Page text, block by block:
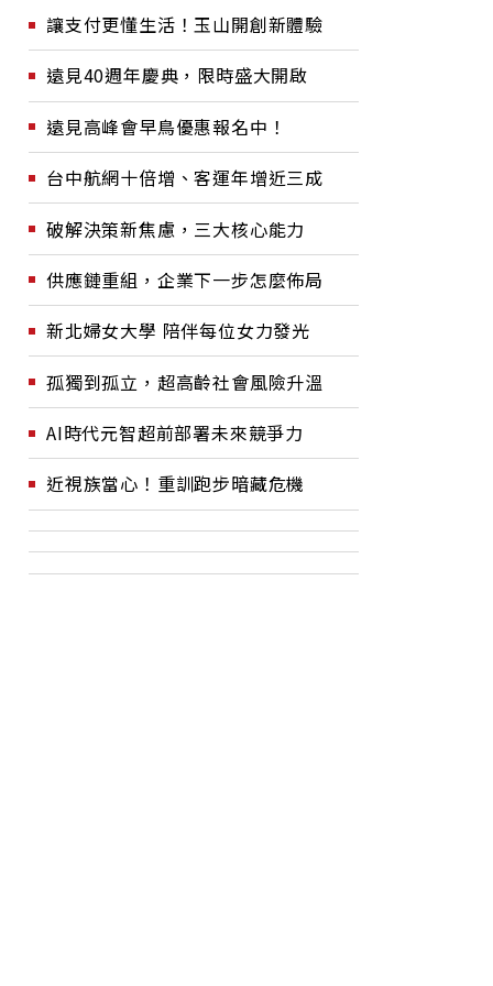
讓支付更懂生活！玉山開創新體驗
遠見40週年慶典，限時盛大開啟
遠見高峰會早鳥優惠報名中！
台中航網十倍增、客運年增近三成
破解決策新焦慮，三大核心能力
供應鏈重組，企業下一步怎麼佈局
新北婦女大學 陪伴每位女力發光
孤獨到孤立，超高齡社會風險升溫
AI時代元智超前部署未來競爭力
近視族當心！重訓跑步暗藏危機